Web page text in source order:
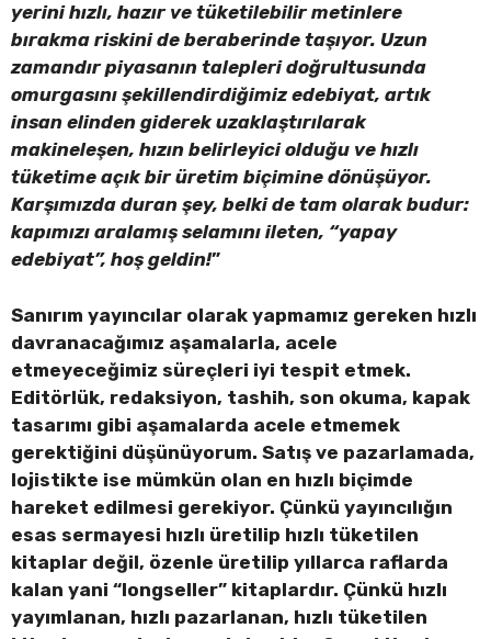
yerini hızlı, hazır ve tüketilebilir metinlere
bırakma riskini de beraberinde taşıyor. Uzun
zamandır piyasanın talepleri doğrultusunda
omurgasını şekillendirdiğimiz edebiyat, artık
insan elinden giderek uzaklaştırılarak
makineleşen, hızın belirleyici olduğu ve hızlı
tüketime açık bir üretim biçimine dönüşüyor.
Karşımızda duran şey, belki de tam olarak budur:
kapımızı aralamış selamını ileten, “yapay
edebiyat”, hoş geldin!”
Sanırım yayıncılar olarak yapmamız gereken hızlı
davranacağımız aşamalarla, acele
etmeyeceğimiz süreçleri iyi tespit etmek.
Editörlük, redaksiyon, tashih, son okuma, kapak
tasarımı gibi aşamalarda acele etmemek
gerektiğini düşünüyorum. Satış ve pazarlamada,
lojistikte ise mümkün olan en hızlı biçimde
hareket edilmesi gerekiyor. Çünkü yayıncılığın
esas sermayesi hızlı üretilip hızlı tüketilen
kitaplar değil, özenle üretilip yıllarca raflarda
kalan yani “longseller” kitaplardır. Çünkü hızlı
yayımlanan, hızlı pazarlanan, hızlı tüketilen